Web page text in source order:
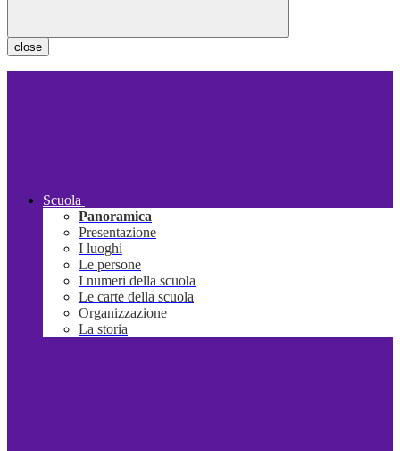
close
Scuola
Panoramica
Presentazione
I luoghi
Le persone
I numeri della scuola
Le carte della scuola
Organizzazione
La storia